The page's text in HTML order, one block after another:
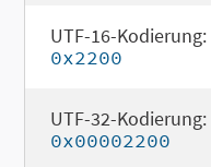
UTF-16-Kodierung:
0x2200
UTF-32-Kodierung:
0x00002200